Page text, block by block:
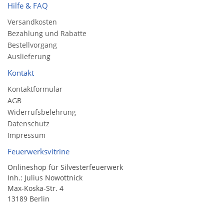
Hilfe & FAQ
Versandkosten
Bezahlung und Rabatte
Bestellvorgang
Auslieferung
Kontakt
Kontaktformular
AGB
Widerrufsbelehrung
Datenschutz
Impressum
Feuerwerksvitrine
Onlineshop für Silvesterfeuerwerk
Inh.: Julius Nowottnick
Max-Koska-Str. 4
13189 Berlin